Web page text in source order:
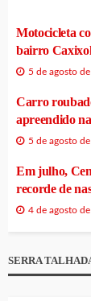
Motocicleta
bairro
5 de agosto
Carro
apreendido
5 de agosto
Em julho,
recorde de
4 de agosto
SERRA